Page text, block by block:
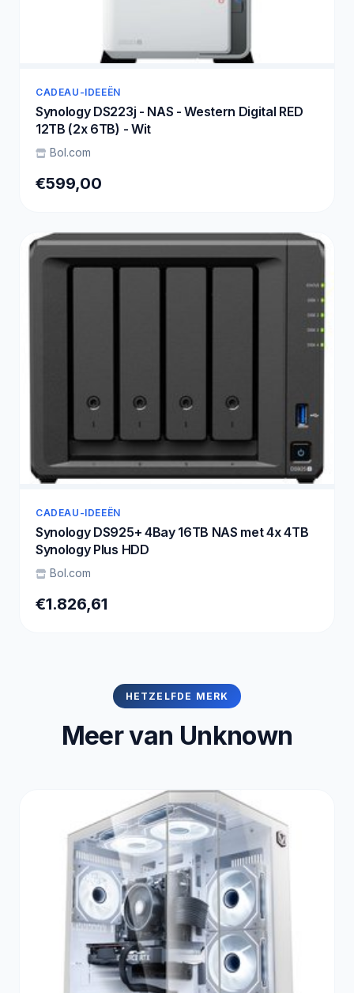
CADEAU-IDEEËN
Synology DS223j - NAS - Western Digital RED
12TB (2x 6TB) - Wit
Bol.com
€599,00
CADEAU-IDEEËN
Synology DS925+ 4Bay 16TB NAS met 4x 4TB
Synology Plus HDD
Bol.com
€1.826,61
HETZELFDE MERK
Meer van Unknown